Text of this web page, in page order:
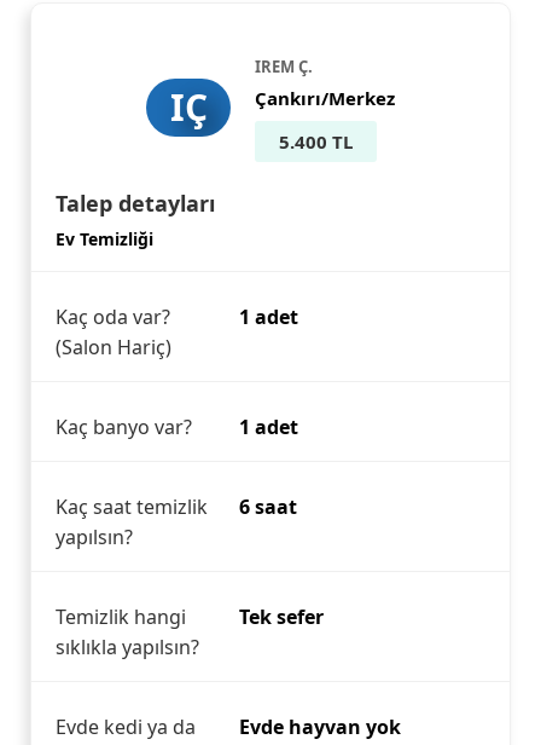
IÇ
IREM Ç.
Çankırı/Merkez
5.400 TL
Talep detayları
Ev Temizliği
Kaç oda var?
(Salon Hariç)
1 adet
Kaç banyo var? 1 adet
Kaç saat temizlik
yapılsın?
6 saat
Temizlik hangi
sıklıkla yapılsın?
Tek sefer
Evde kedi ya da
Evde hayvan yok